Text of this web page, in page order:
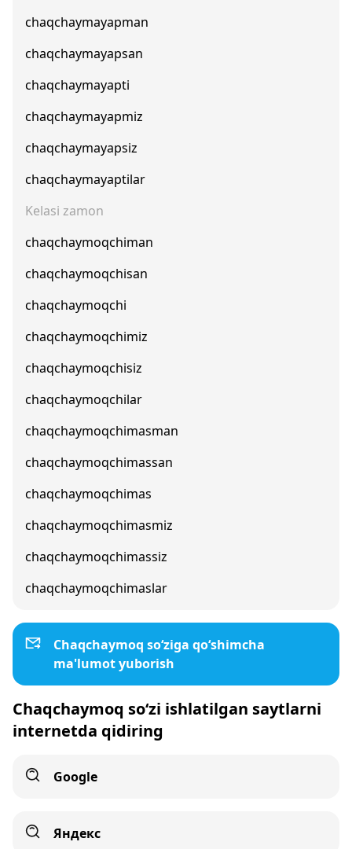
chaqchaymayapman
chaqchaymayapsan
chaqchaymayapti
chaqchaymayapmiz
chaqchaymayapsiz
chaqchaymayaptilar
Kelasi zamon
chaqchaymoqchiman
chaqchaymoqchisan
chaqchaymoqchi
chaqchaymoqchimiz
chaqchaymoqchisiz
chaqchaymoqchilar
chaqchaymoqchimasman
chaqchaymoqchimassan
chaqchaymoqchimas
chaqchaymoqchimasmiz
chaqchaymoqchimassiz
chaqchaymoqchimaslar
Chaqchaymoq so‘ziga qo‘shimcha
ma'lumot yuborish
Chaqchaymoq so‘zi ishlatilgan saytlarni
internetda qidiring
Google
Яндекс